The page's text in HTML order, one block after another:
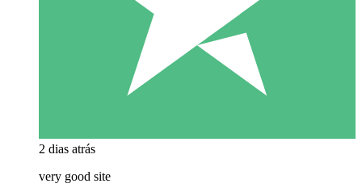
2 dias atrás
very good site